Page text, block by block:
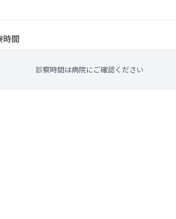
時間
診察時間は病院にご確認ください